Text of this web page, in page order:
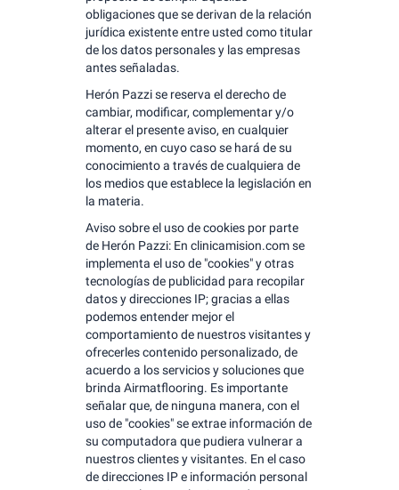
obligaciones que se derivan de la relación
jurídica existente entre usted como titular
de los datos personales y las empresas
antes señaladas.
Herón Pazzi se reserva el derecho de
cambiar, modificar, complementar y/o
alterar el presente aviso, en cualquier
momento, en cuyo caso se hará de su
conocimiento a través de cualquiera de
los medios que establece la legislación en
la materia.
Aviso sobre el uso de cookies por parte
de Herón Pazzi: En clinicamision.com se
implementa el uso de "cookies" y otras
tecnologías de publicidad para recopilar
datos y direcciones IP; gracias a ellas
podemos entender mejor el
comportamiento de nuestros visitantes y
ofrecerles contenido personalizado, de
acuerdo a los servicios y soluciones que
brinda Airmatflooring. Es importante
señalar que, de ninguna manera, con el
uso de "cookies" se extrae información de
su computadora que pudiera vulnerar a
nuestros clientes y visitantes. En el caso
de direcciones IP e información personal